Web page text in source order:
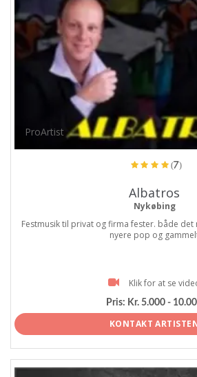
ProArtist
(7)
Albatros
Nykøbing
Festmusik til privat og firma fester. både det
nyere pop og
Klik for at se
Pris: Kr. 5.000 -
KONTAKT